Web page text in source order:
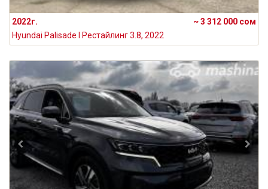
2022г.
~ 3 312 000 сом
Hyundai Palisade I Рестайлинг 3.8, 2022